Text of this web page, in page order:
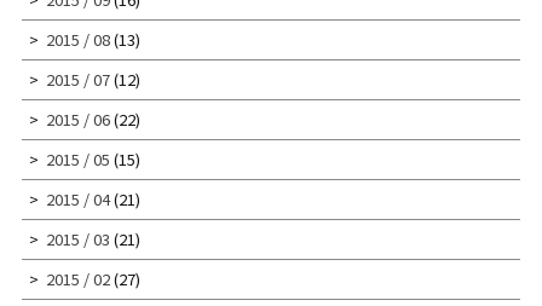
2015 / 08(13)
2015 / 07(12)
2015 / 06(22)
2015 / 05 (15)
2015 / 04(21)
2015 / 03 (21)
2015 / 02(27)